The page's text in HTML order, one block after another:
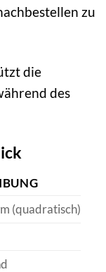
zu
die
des
(quadratisch)